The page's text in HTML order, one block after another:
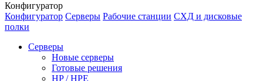
Конфигуратор
Конфигуратор Серверы Рабочие станции СХД и дисковые
полки
Серверы
Новые серверы
Готовые решения
HP / HPE